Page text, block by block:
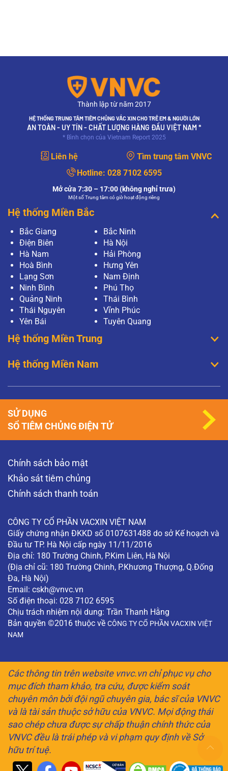
Thành lập từ năm 2017
HỆ THỐNG TRUNG TÂM TIÊM CHỦNG VẮC XIN CHO TRẺ EM & NGƯỜI LỚN
AN TOÀN - UY TÍN - CHẤT LƯỢNG HÀNG ĐẦU VIỆT NAM *
* Bình chọn của Vietnam Report 2025
Liên hệ
Tìm trung tâm VNVC
Hotline: 028 7102 6595
Mở cửa 7:30 – 17:00 (không nghỉ trưa)
Một số Trung tâm có giờ hoạt động riêng
Hệ thống Miền Bắc
Bắc Giang
Bắc Ninh
Điện Biên
Hà Nội
Hà Nam
Hải Phòng
Hoà Bình
Hưng Yên
Lạng Sơn
Nam Định
Ninh Bình
Phú Thọ
Quảng Ninh
Thái Bình
Thái Nguyên
Vĩnh Phúc
Yên Bái
Tuyên Quang
Hệ thống Miền Trung
Hệ thống Miền Nam
Chính sách bảo mật
Khảo sát tiêm chủng
Chính sách thanh toán
CÔNG TY CỔ PHẦN VACXIN VIỆT NAM
Giấy chứng nhận ĐKKD số 0107631488 do sở Kế hoạch và
Đầu tư TP. Hà Nội cấp ngày 11/11/2016
Địa chỉ: 180 Trường Chinh, P.Kim Liên, Hà Nội
(Địa chỉ cũ: 180 Trường Chinh, P.Khương Thượng, Q.Đống
Đa, Hà Nội)
Email: cskh@vnvc.vn
Số điện thoại: 028 7102 6595
Chịu trách nhiệm nội dung: Trần Thanh Hằng
Bản quyền ©2016 thuộc về CÔNG TY CỔ PHẦN VACXIN VIỆT
NAM
SỬ DỤNG
SỔ TIÊM CHỦNG ĐIỆN TỬ
Các thông tin trên website vnvc.vn chỉ phục vụ cho
mục đích tham khảo, tra cứu, được kiểm soát
chuyên môn bởi đội ngũ chuyên gia, bác sĩ của VNVC
và là tài sản thuộc sở hữu của VNVC. Mọi động thái
sao chép chưa được sự chấp thuận chính thức của
VNVC đều là trái phép và vi phạm quy định về Sở
hữu trí tuệ.